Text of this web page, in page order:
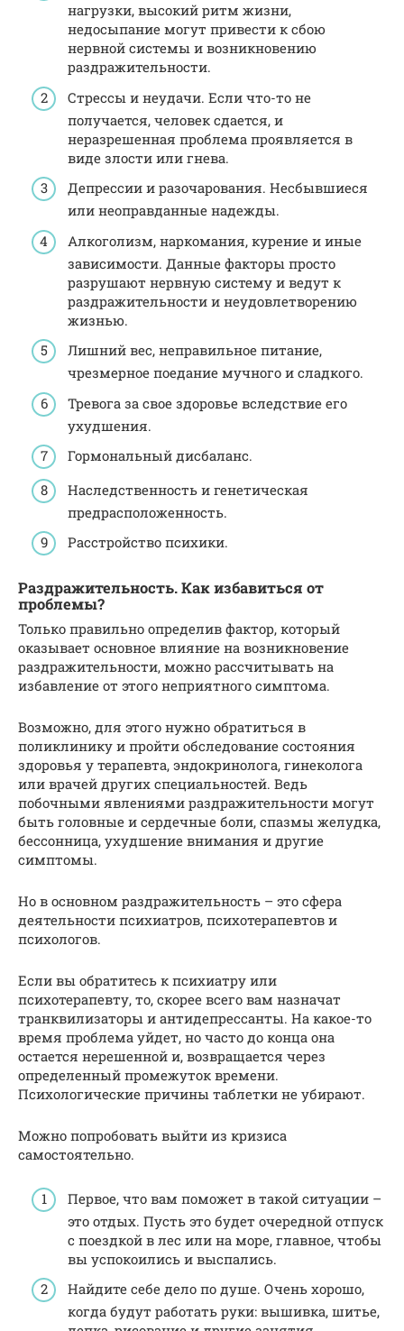
нагрузки, высокий ритм жизни,
недосыпание могут привести к сбою
нервной системы и возникновению
раздражительности.
Стрессы и неудачи. Если что-то не
получается, человек сдается, и
неразрешенная проблема проявляется в
виде злости или гнева.
Депрессии и разочарования. Несбывшиеся
или неоправданные надежды.
Алкоголизм, наркомания, курение и иные
зависимости. Данные факторы просто
разрушают нервную систему и ведут к
раздражительности и неудовлетворению
жизнью.
Лишний вес, неправильное питание,
чрезмерное поедание мучного и сладкого.
Тревога за свое здоровье вследствие его
ухудшения.
Гормональный дисбаланс.
Наследственность и генетическая
предрасположенность.
Расстройство психики.
Раздражительность. Как избавиться от
проблемы?
Только правильно определив фактор, который
оказывает основное влияние на возникновение
раздражительности, можно рассчитывать на
избавление от этого неприятного симптома.
Возможно, для этого нужно обратиться в
поликлинику и пройти обследование состояния
здоровья у терапевта, эндокринолога, гинеколога
или врачей других специальностей. Ведь
побочными явлениями раздражительности могут
быть головные и сердечные боли, спазмы желудка,
бессонница, ухудшение внимания и другие
симптомы.
Но в основном раздражительность – это сфера
деятельности психиатров, психотерапевтов и
психологов.
Если вы обратитесь к психиатру или
психотерапевту, то, скорее всего вам назначат
транквилизаторы и антидепрессанты. На какое-то
время проблема уйдет, но часто до конца она
остается нерешенной и, возвращается через
определенный промежуток времени.
Психологические причины таблетки не убирают.
Можно попробовать выйти из кризиса
самостоятельно.
Первое, что вам поможет в такой ситуации –
это отдых. Пусть это будет очередной отпуск
с поездкой в лес или на море, главное, чтобы
вы успокоились и выспались.
Найдите себе дело по душе. Очень хорошо,
когда будут работать руки: вышивка, шитье,